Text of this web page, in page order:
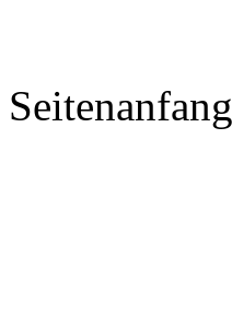
Seitenanfang